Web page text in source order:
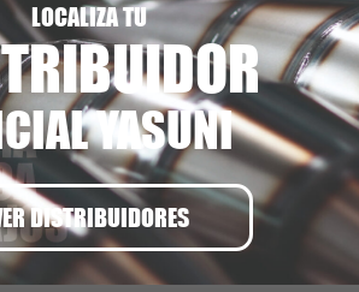
LOCALIZA TU
YASUNI
DISTRIBUIDORES